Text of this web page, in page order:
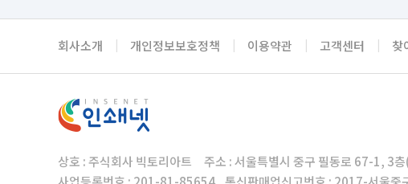
회사소개 | 개인정보보호정책 | 이용약관 | 고객센터 | 찾
상호 : 주식회사 빅토리아트 주소 : 서울특별시 중구 필동로 67-1,